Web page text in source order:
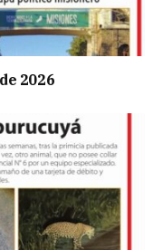
2026